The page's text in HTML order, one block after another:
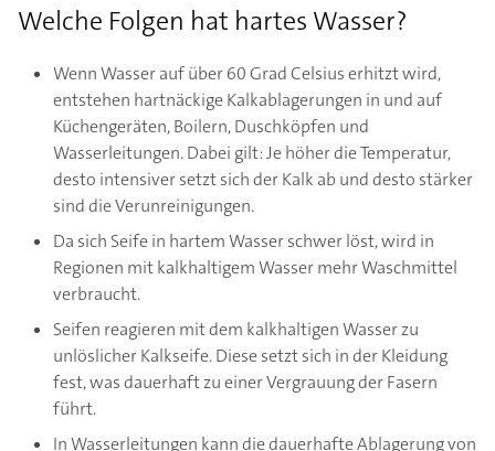
Welche Folgen hat hartes Wasser?
Wenn Wasser auf über 60 Grad Celsius erhitzt wird,
entstehen hartnäckige Kalkablagerungen in und auf
Küchengeräten, Boilern, Duschköpfen und
Wasserleitungen. Dabei gilt: Je höher die Temperatur,
desto intensiver setzt sich der Kalk ab und desto stärker
sind die Verunreinigungen.
Da sich Seife in hartem Wasser schwer löst, wird in
Regionen mit kalkhaltigem Wasser mehr Waschmittel
verbraucht.
Seifen reagieren mit dem kalkhaltigen Wasser zu
unlöslicher Kalkseife. Diese setzt sich in der Kleidung
fest, was dauerhaft zu einer Vergrauung der Fasern
führt.
In Wasserleitungen kann die dauerhafte Ablagerung von